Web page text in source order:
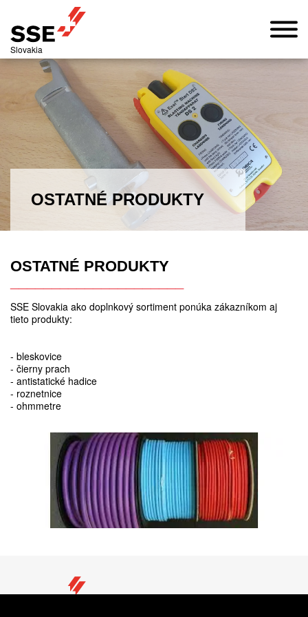
Slovakia
OSTATNÉ PRODUKTY
OSTATNÉ PRODUKTY
SSE Slovakia ako doplnkový sortiment ponúka zákazníkom aj
tieto produkty:
- bleskovice
- čierny prach
- antistatické hadice
- roznetnice
- ohmmetre